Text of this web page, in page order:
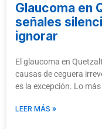
Glaucoma en
señales
ignorar
El glaucoma en
causas de ceguera
es la excepción. Lo más
LEER MÁS »